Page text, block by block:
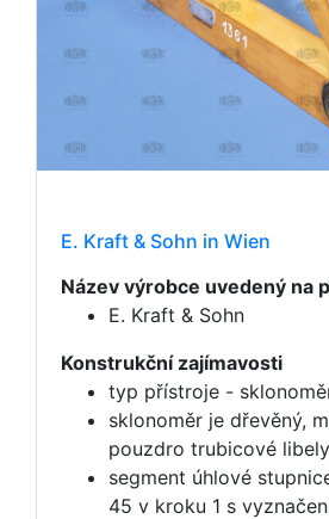
E. Kraft & Sohn in Wien
Název výrobce uvedený na
E. Kraft & Sohn
Konstrukční zajímavosti
typ přístroje -
sklonoměr je dřevěný,
pouzdro trubicové libely
segment úhlové
45 v kroku 1 s